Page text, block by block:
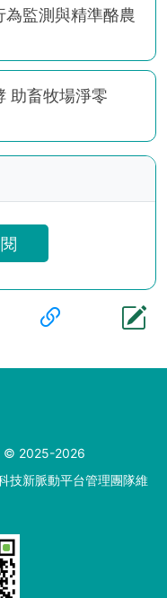
監測與精準酪農
助畜牧場淨零
© 2025-2026
技新脈動平台管理團隊維